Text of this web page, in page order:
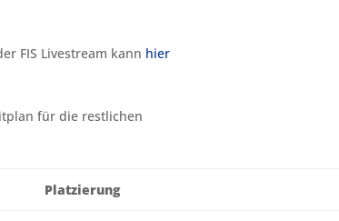
FIS Livestream kann hier
für die restlichen
Platzierung